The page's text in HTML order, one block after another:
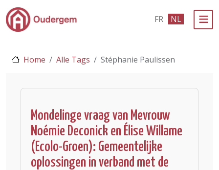
Ga naar de hoofdinhoud FR NL
eLoket
Leven in Oudergem
In 1 klik
Home Alle Tags Stéphanie Paulissen
Mondelinge vraag van Mevrouw
Noémie Deconick en Élise Willame
(Ecolo-Groen): Gemeentelijke
oplossingen in verband met de